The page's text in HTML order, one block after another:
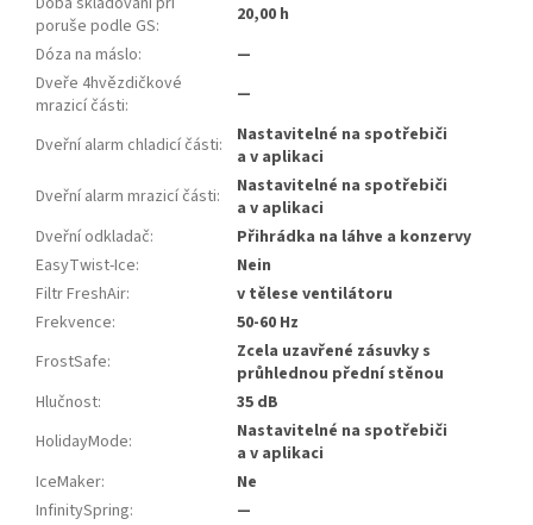
poruše podle GS:
20,00 h
Dóza na máslo:
—
Dveře 4hvězdičkové
mrazicí části: —
Dveřní alarm chladicí části:
Nastavitelné na spotřebiči
a v aplikaci
Dveřní alarm mrazicí části:
Nastavitelné na spotřebiči
a v aplikaci
Dveřní odkladač:
Přihrádka na láhve a konzervy
EasyTwist-Ice:
Nein
Filtr FreshAir:
v tělese ventilátoru
Frekvence:
50-60 Hz
FrostSafe:
Zcela uzavřené zásuvky s
průhlednou přední stěnou
Hlučnost:
35 dB
HolidayMode:
Nastavitelné na spotřebiči
a v aplikaci
IceMaker:
Ne
InfinitySpring:
—